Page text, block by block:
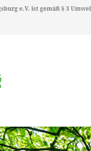
e.V. ist gemäß § 3